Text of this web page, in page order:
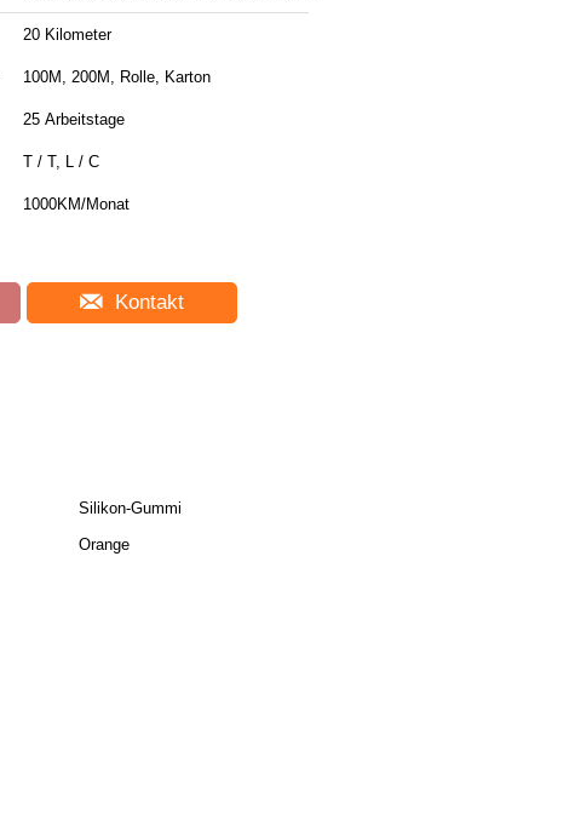
20 Kilometer
100M, 200M, Rolle, Karton
25 Arbeitstage
T / T, L / C
1000KM/Monat
Kontakt
Silikon-Gummi
Orange